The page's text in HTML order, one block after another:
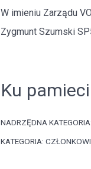
W imieniu Zarządu
Zygmunt Szumski
Ku
NADRZĘDNA
KATEGORIA: